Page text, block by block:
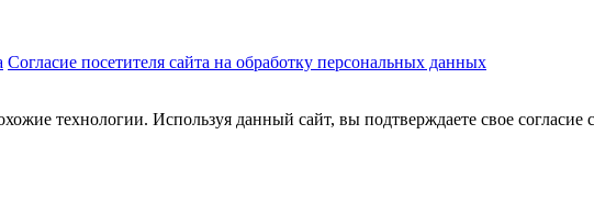
Согласие посетителя сайта на обработку персональных данных
технологии. Используя данный сайт, вы подтверждаете свое согласие с